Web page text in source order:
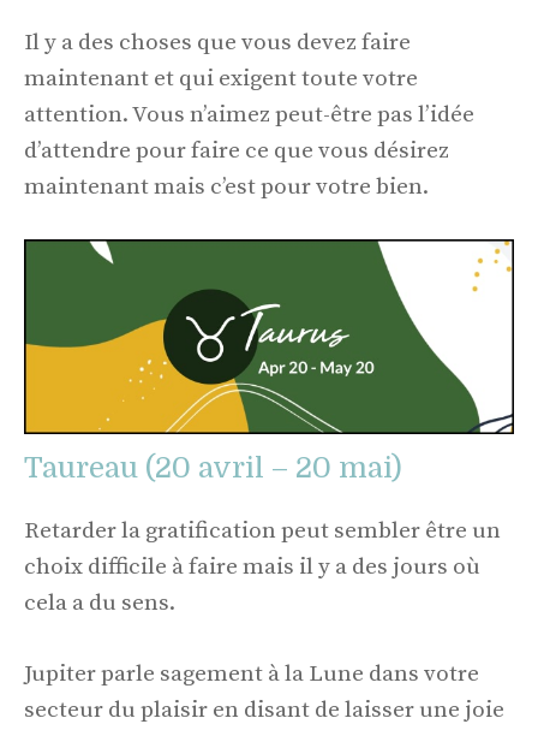
Il y a des choses que vous devez faire
maintenant et qui exigent toute votre
attention. Vous n’aimez peut-être pas l’idée
d’attendre pour faire ce que vous désirez
maintenant mais c’est pour votre bien.
Taureau (20 avril – 20 mai)
Retarder la gratification peut sembler être un
choix difficile à faire mais il y a des jours où
cela a du sens.
Jupiter parle sagement à la Lune dans votre
secteur du plaisir en disant de laisser une joie